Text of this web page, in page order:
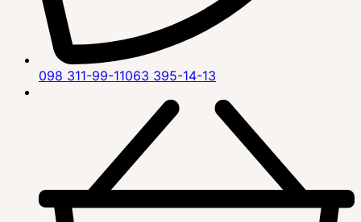
098 311-99-11063 395-14-13